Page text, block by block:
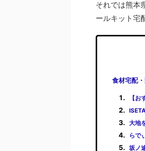
それでは熊本
ールキット宅
食材宅配
【
大地
らで
坂ノ